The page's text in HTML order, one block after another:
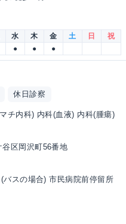
水 木 金 土 日
祝
● ● ●
休日診察
チ内科) 内科(血液) 内科(腫瘍)
区岡沢町56番地
スの場合) 市民病院前停留所